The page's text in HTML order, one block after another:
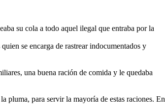
su cola a todo aquel ilegal que entraba por la
se encarga de rastrear indocumentados y
una buena ración de comida y le quedaba
pluma, para servir la mayoría de estas raciones. En